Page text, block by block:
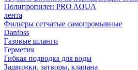
Полипропилен PRO AQUA
лента
Фильтры сетчатые самопромывные
Danfoss
Газовые шланги
Герметик
Гибкая подводка для воды
Задвижки, затворы, клапана